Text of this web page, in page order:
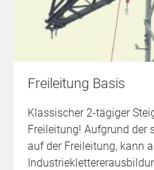
Freileitung Basis
Klassischer 2-tägiger
Freileitung! Aufgrund der
auf der Freileitung, kann